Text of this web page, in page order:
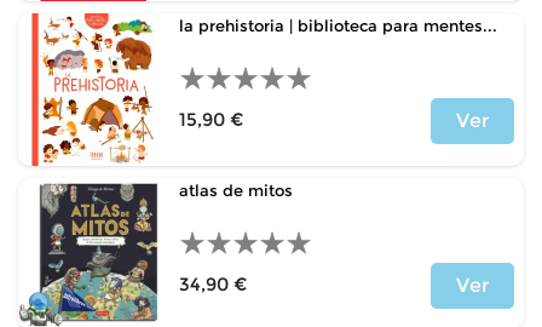
la prehistoria | biblioteca para mentes...
15,90 €
Ver
atlas de mitos
34,90 €
Ver